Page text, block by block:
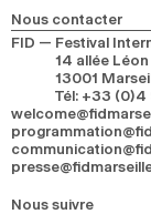
Nous contacter
FID — Festival
14 allée
13001
Tél: +33 (0)4
Nous suivre